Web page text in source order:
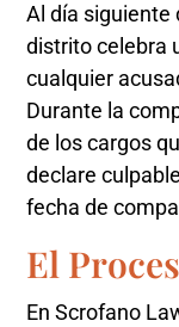
Al día siguiente
distrito celebra
cualquier
Durante la
de los cargos
declare
fecha de
El
En Scrofano